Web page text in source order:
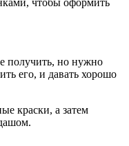
получить, но нужно
его, и давать хорошо
краски, а затем